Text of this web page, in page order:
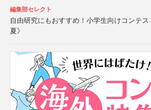
編集部セレクト
自由研究にもおすすめ！小学生向けコンテ
夏》